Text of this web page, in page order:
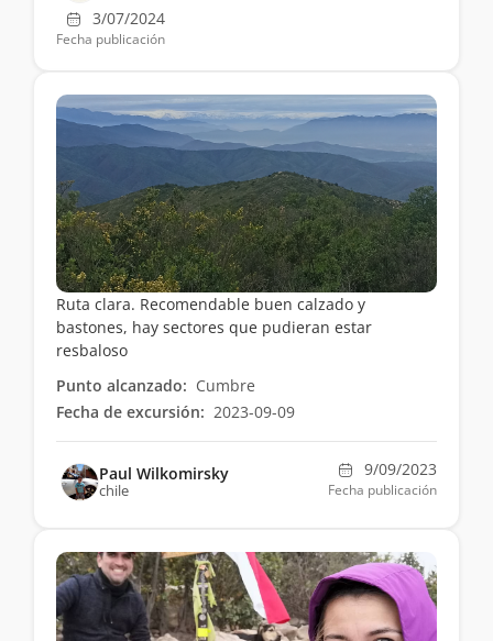
3/07/2024
Fecha publicación
Ruta clara. Recomendable buen calzado y
bastones, hay sectores que pudieran estar
resbaloso
Punto alcanzado: Cumbre
Fecha de excursión: 2023-09-09
Paul Wilkomirsky
chile
9/09/2023
Fecha publicación